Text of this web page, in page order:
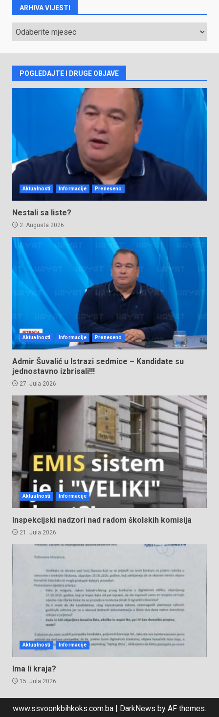
ARHIVA VIJESTI
ARHIVA
VIJESTI
POGLEDAJTE I DRUGE OBJAVE
Aktualnosti Informacije Preneseno
Nestali sa liste?
2. Augusta 2026.
Aktualnosti Informacije Preneseno
Admir Šuvalić u Istrazi sedmice – Kandidate su
jednostavno izbrisali!!!
27. Jula 2026.
Aktualnosti Informacije
Inspekcijski nadzori nad radom školskih komisija
21. Jula 2026.
Aktualnosti Informacije
Ima li kraja?
15. Jula 2026.
www.ssvoonkbihkoks.com.ba DarkNews by AF themes.